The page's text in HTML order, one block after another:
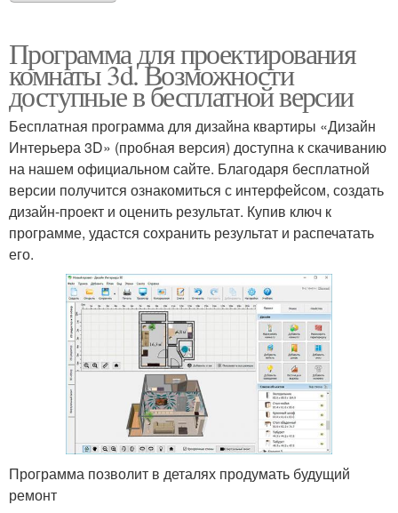
Программа для проектирования
комнаты 3d. Возможности
доступные в бесплатной версии
Бесплатная программа для дизайна квартиры «Дизайн
Интерьера 3D» (пробная версия) доступна к скачиванию
на нашем официальном сайте. Благодаря бесплатной
версии получится ознакомиться с интерфейсом, создать
дизайн-проект и оценить результат. Купив ключ к
программе, удастся сохранить результат и распечатать
его.
Программа позволит в деталях продумать будущий
ремонт